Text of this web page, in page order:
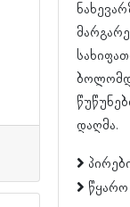
დაღმა.
წყარო